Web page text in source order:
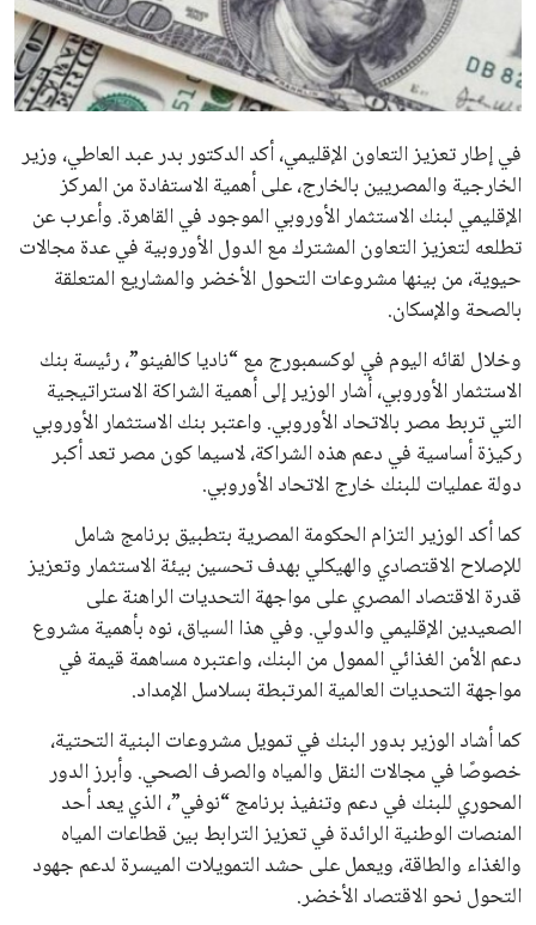
علوم وتكنولوجيا
المرأة والجمال
حوادث
محافظات
يبدو أن السويسري جياني إنفانتينو في طريقه للاحتفاظ بمنصبه
كرئيس للاتحاد الدولي لكرة القدم “فيفا” لفترة رابعة، بعد أن حصل
على تأييد واسع من أكثر من 200 اتحاد وطني من أصل 211 في
الجمعية العمومية. مما يعزز فرصته للفوز في الانتخابات المقررة عام
2027، ويجعله المرشح الأكثر حظًا حتى الآن.
هذا الدعم الواسع يأتي على الرغم من الانتقادات التي وجهت
لإنفانتينو في الآونة الأخيرة. حتى الآن، لم يتقدم أي مرشح منافس
في السباق الانتخابي، ولم تتمكن الأصوات المعارضة من التوصل إلى
اسم يوازن موقف إنفانتينو، قبل انتهاء فترة الترشح في نوفمبر
المقبل.
يعتمد إنفانتينو على قاعدة دعم قوية من الاتحادات القارية المختلفة،
بما في ذلك الاتحاد الأفريقي والآسيوي، بالإضافة إلى دعم غالبية
اتحادات أمريكا الجنوبية والكونكاكاف. وقد ساهمت مجموعة من
القرارات التي اتخذها في زيادة الموارد المالية لهذه الاتحادات، فضلاً
عن رفع عدد الفرق المشاركة في كأس العالم، وإطلاق بطولات دولية
جديدة تحت مظلة “فيفا”.